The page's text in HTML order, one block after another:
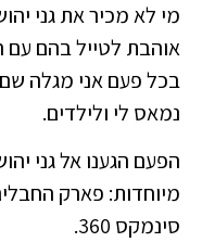
מי לא מכיר את גני
אוהבת לטייל בהם עם
בכל פעם אני מגלה
נמאס לי ולילדים.
הפעם הגענו אל גני
מיוחדות: פארק
סינמקס 360.